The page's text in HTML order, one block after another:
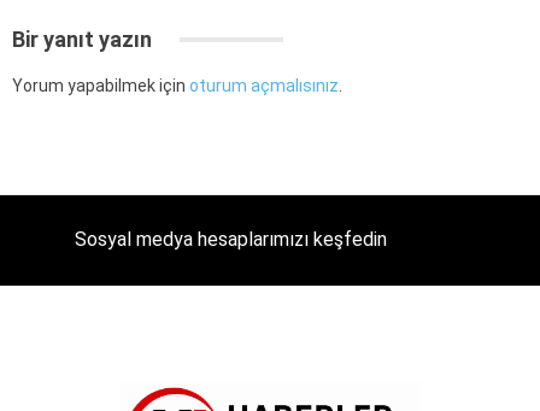
Bir yanıt yazın
Yorum yapabilmek için oturum açmalısınız.
Sosyal medya hesaplarımızı keşfedin